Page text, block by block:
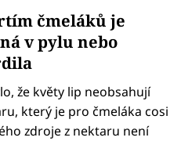
čmeláků je
v pylu nebo
že květy lip neobsahují
který je pro čmeláka cosi
zdroje z nektaru není